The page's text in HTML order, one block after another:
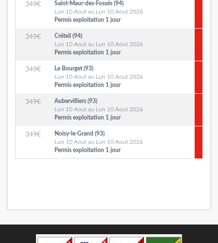
349€
Saint-Maur-des-Fossés (94)
Lun 10 Aout au Lun 10 Aout 2026
Permis exploitation 1 jour
349€
Créteil (94)
Lun 10 Aout au Lun 10 Aout 2026
Permis exploitation 1 jour
349€
Le Bourget (93)
Lun 10 Aout au Lun 10 Aout 2026
Permis exploitation 1 jour
349€
Aubervilliers (93)
Lun 10 Aout au Lun 10 Aout 2026
Permis exploitation 1 jour
349€
Noisy-le-Grand (93)
Lun 10 Aout au Lun 10 Aout 2026
Permis exploitation 1 jour